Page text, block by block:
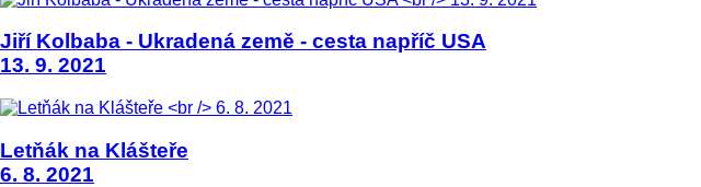
Jiří Kolbaba - Ukradená země - cesta napříč USA
13. 9. 2021
Letňák na Klášteře
6. 8. 2021